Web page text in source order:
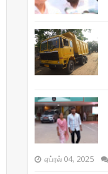
ஏப்ரல் 04, 2025